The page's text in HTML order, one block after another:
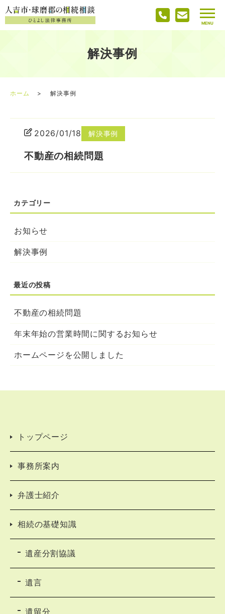
解決事例
ホーム 解決事例
2026/01/18 解決事例
不動産の相続問題
お知らせ
解決事例
不動産の相続問題
年末年始の営業時間に関するお知らせ
ホームページを公開しました
トップページ
事務所案内
弁護士紹介
相続の基礎知識
遺産分割協議
遺言
遺留分